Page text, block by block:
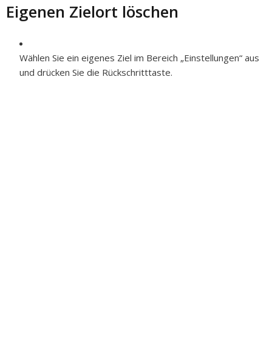
Eigenen Zielort löschen
Wählen Sie ein eigenes Ziel im Bereich „Einstellungen“ aus
und drücken Sie die Rückschritttaste.